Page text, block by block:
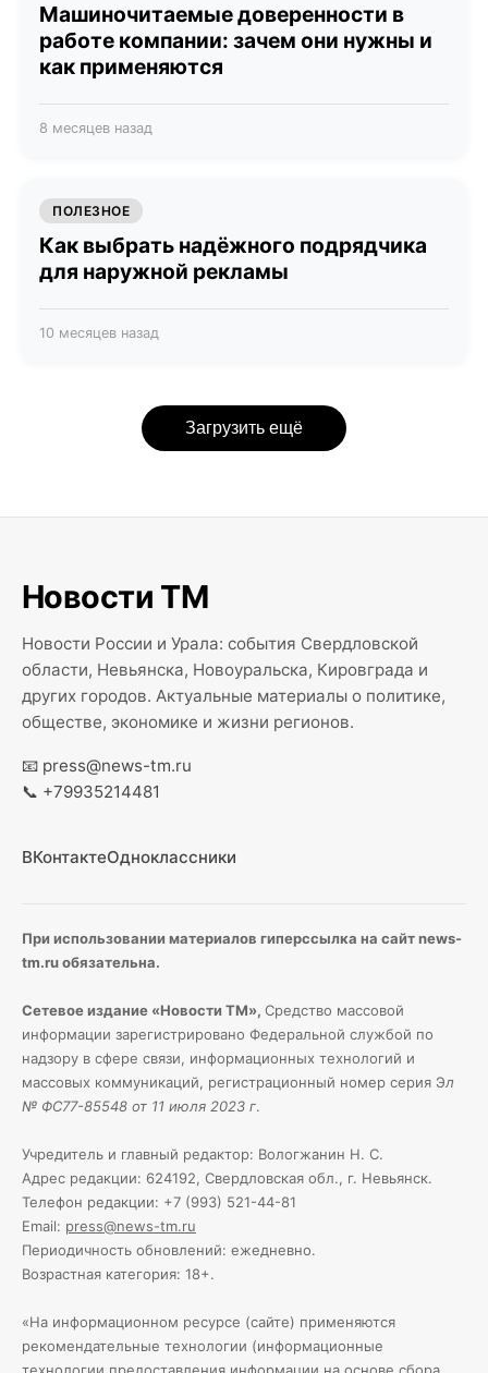
Машиночитаемые доверенности в
работе компании: зачем они нужны и
как применяются
8 месяцев назад
ПОЛЕЗНОЕ
Как выбрать надёжного подрядчика
для наружной рекламы
10 месяцев назад
Загрузить ещё
Новости ТМ
Новости России и Урала: события Свердловской
области, Невьянска, Новоуральска, Кировграда и
других городов. Актуальные материалы о политике,
обществе, экономике и жизни регионов.
📧 press@news-tm.ru
📞 +79935214481
ВКонтактеОдноклассники
При использовании материалов гиперссылка на сайт news-
tm.ru обязательна.
Сетевое издание «Новости ТМ», Средство массовой
информации зарегистрировано Федеральной службой по
надзору в сфере связи, информационных технологий и
массовых коммуникаций, регистрационный номер серия Эл
№ ФС77-85548 от 11 июля 2023 г.
Учредитель и главный редактор: Вологжанин Н. С.
Адрес редакции: 624192, Свердловская обл., г. Невьянск.
Телефон редакции: +7 (993) 521-44-81
Email: press@news-tm.ru
Периодичность обновлений: ежедневно.
Возрастная категория: 18+.
«На информационном ресурсе (сайте) применяются
рекомендательные технологии (информационные